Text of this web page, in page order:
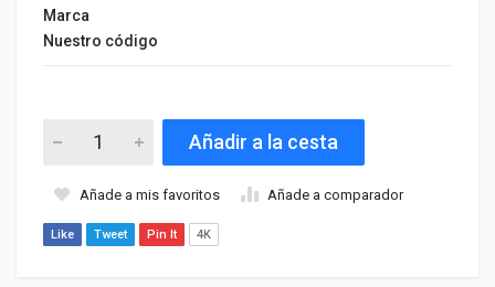
Marca
Nuestro código
Añadir a la cesta
Añade a mis favoritos Añade a comparador
Like Tweet Pin It 4K